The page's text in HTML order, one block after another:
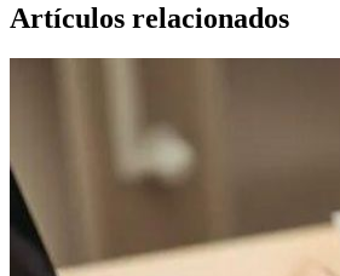
Artículos relacionados